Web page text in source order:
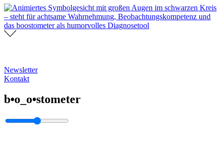
Newsletter
Kontakt
b•o_o•stometer